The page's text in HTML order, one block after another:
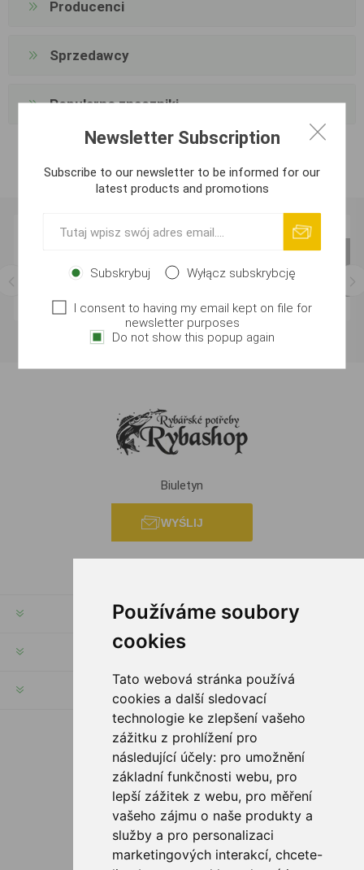
Používáme soubory
cookies
Tato webová stránka používá
cookies a další sledovací
technologie ke zlepšení vašeho
zážitku z prohlížení pro
následující účely: pro umožnění
základní funkčnosti webu, pro
lepší zážitek z webu, pro měření
vašeho zájmu o naše produkty a
služby a pro personalizaci
marketingových interakcí, chcete-
Producenci
Sprzedawcy
Popularne znaczniki
Biuletyn
WYŚLIJ
INFORMACJE
MOJE KONTO
SERWIS KLIENTA
PODĄŻAJ ZA NAMI
OPCJE PŁATNOŚCI
Newsletter Subscription
Subscribe to our newsletter to be informed for our
latest products and promotions
Subskrybuj Wyłącz subskrybcję
I consent to having my email kept on file for
newsletter purposes
Do not show this popup again